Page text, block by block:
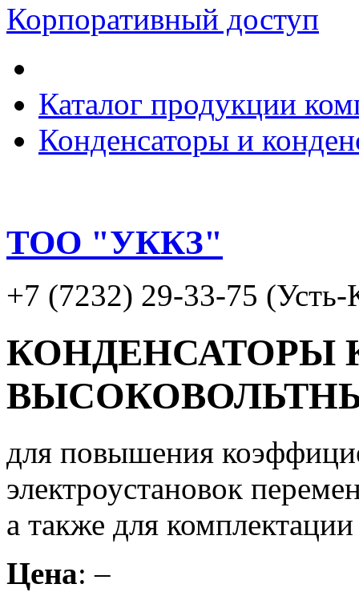
Корпоративный доступ
Каталог продукции
Конденсаторы и
ТОО "УККЗ"
+7 (7232) 29-33-75 (Усть-
КОНДЕНСАТОРЫ
для повышения
электроустановок
а также для
Цена: –